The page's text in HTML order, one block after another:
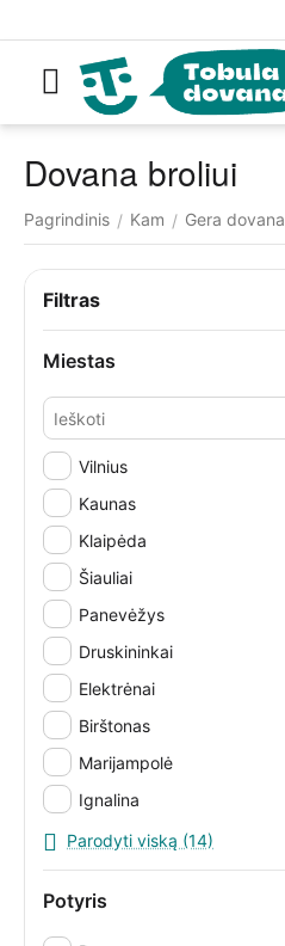
Dovana broliui
Pagrindinis / Kam / Gera dovana
Filtras
Miestas
Vilnius
Kaunas
Klaipėda
Šiauliai
Panevėžys
Druskininkai
Elektrėnai
Birštonas
Marijampolė
Ignalina
Šilutė
Visi miestai
El. parduotuvė
Parodyti viską (14)
Potyris